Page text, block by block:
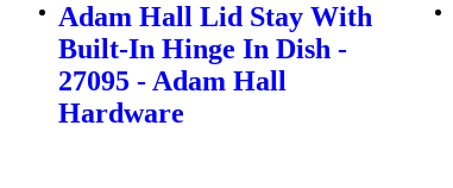
Adam Hall Lid Stay With
Built-In Hinge In Dish -
27095 - Adam Hall
Hardware